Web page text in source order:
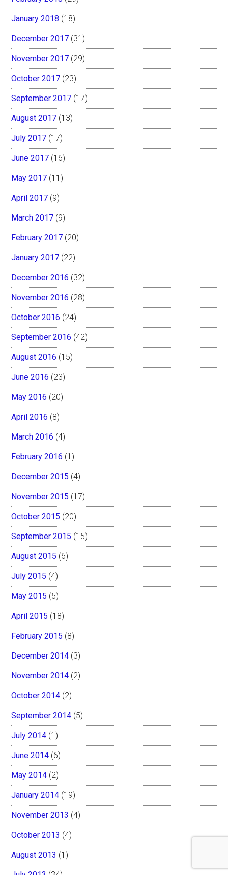
January 2018 (18)
December 2017 (31)
November 2017 (29)
October 2017 (23)
September 2017 (17)
August 2017 (13)
July 2017 (17)
June 2017 (16)
May 2017 (11)
April 2017 (9)
March 2017 (9)
February 2017 (20)
January 2017 (22)
December 2016 (32)
November 2016 (28)
October 2016 (24)
September 2016 (42)
August 2016 (15)
June 2016 (23)
May 2016 (20)
April 2016 (8)
March 2016 (4)
February 2016 (1)
December 2015 (4)
November 2015 (17)
October 2015 (20)
September 2015 (15)
August 2015 (6)
July 2015 (4)
May 2015 (5)
April 2015 (18)
February 2015 (8)
December 2014 (3)
November 2014 (2)
October 2014 (2)
September 2014 (5)
July 2014 (1)
June 2014 (6)
May 2014 (2)
January 2014 (19)
November 2013 (4)
October 2013 (4)
August 2013 (1)